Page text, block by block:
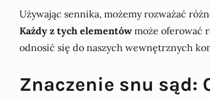
Używając sennika, możemy rozważać
Każdy z tych elementów może oferować
odnosić się do naszych wewnętrznych
Znaczenie snu sąd: